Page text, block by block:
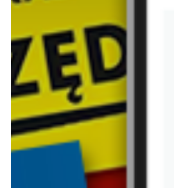
Zawartość dla osób
pełnoletnich
ODBLOKUJ
od dziś
Lidl
WIĘCEJ